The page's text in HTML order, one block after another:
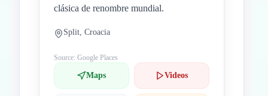
clásica de renombre mundial.
Split, Croacia
Source: Google Places
Maps Videos